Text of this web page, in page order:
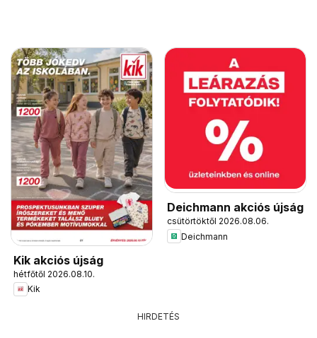
Kik akciós újság
hétfőtől 2026.08.10.
Kik
Deichmann akciós újság
csütörtöktől 2026.08.06.
Deichmann
HIRDETÉS